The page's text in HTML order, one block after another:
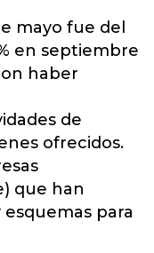
mayo fue del
en septiembre
haber
de
ofrecidos.
que han
para